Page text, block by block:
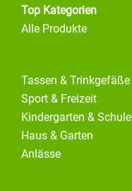
Top Kategorien
Alle Produkte
Tassen & Trinkgefäße
Sport & Freizeit
Kindergarten & Schule
Haus & Garten
Anlässe